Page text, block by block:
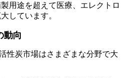
用途を超えて医療、エレクトロ
しています。
動向
性炭市場はさまざまな分野で大